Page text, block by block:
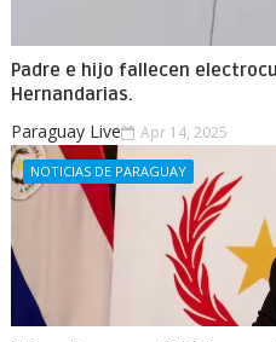
Padre e hijo fallecen
Hernandarias.
Paraguay Live Apr 14, 2025
NOTICIAS DE PARAGUAY